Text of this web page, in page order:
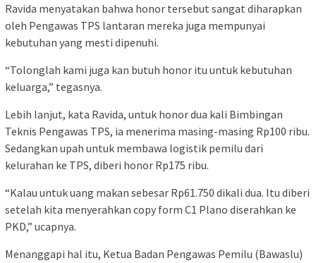
Ravida menyatakan bahwa honor tersebut sangat diharapkan
oleh Pengawas TPS lantaran mereka juga mempunyai
kebutuhan yang mesti dipenuhi.
“Tolonglah kami juga kan butuh honor itu untuk kebutuhan
keluarga,” tegasnya.
Lebih lanjut, kata Ravida, untuk honor dua kali Bimbingan
Teknis Pengawas TPS, ia menerima masing-masing Rp100 ribu.
Sedangkan upah untuk membawa logistik pemilu dari
kelurahan ke TPS, diberi honor Rp175 ribu.
“Kalau untuk uang makan sebesar Rp61.750 dikali dua. Itu diberi
setelah kita menyerahkan copy form C1 Plano diserahkan ke
PKD,” ucapnya.
Menanggapi hal itu, Ketua Badan Pengawas Pemilu (Bawaslu)